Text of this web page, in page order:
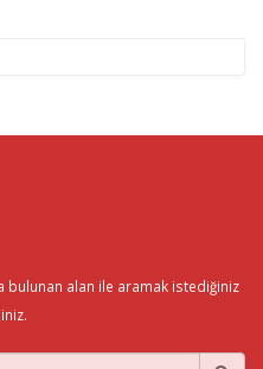
bulunan alan ile aramak istediğiniz